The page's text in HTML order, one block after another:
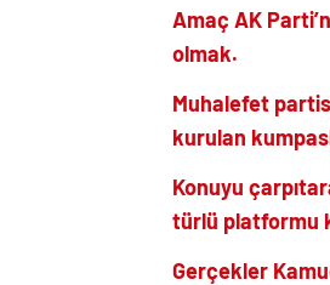
Amaç AK
olmak.
Muhalefet
kurulan
Konuyu
türlü platformu
Gerçekler